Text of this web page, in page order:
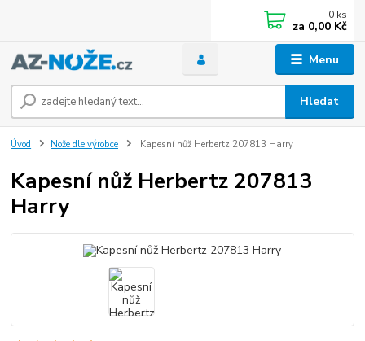
Menu
Hledat
0 ks
za 0,00 Kč
Úvod Nože dle výrobce Kapesní nůž Herbertz 207813 Harry
Kapesní nůž Herbertz 207813
Harry